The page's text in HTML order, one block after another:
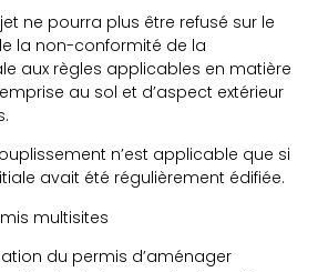
ne pourra plus être refusé sur le
la non-conformité de la
aux règles applicables en matière
au sol et d’aspect extérieur
n’est applicable que si
avait été régulièrement édifiée.
multisites
du permis d’aménager